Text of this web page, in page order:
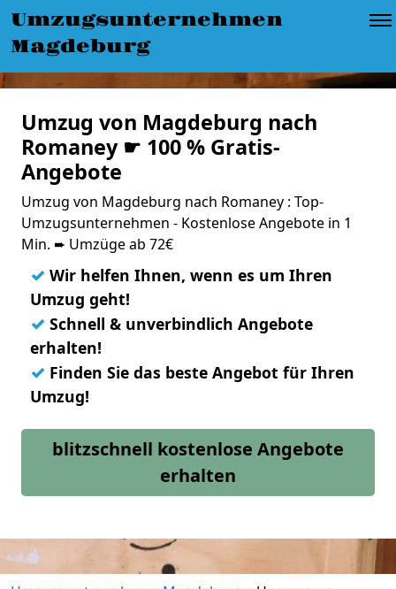
Umzugsunternehmen
Magdeburg
Umzug von Magdeburg nach
Romaney ☛ 100 % Gratis-
Angebote
Umzug von Magdeburg nach Romaney : Top-
Umzugsunternehmen - Kostenlose Angebote in 1
Min. ➨ Umzüge ab 72€
✓ Wir helfen Ihnen, wenn es um Ihren
Umzug geht!
✓ Schnell & unverbindlich Angebote
erhalten!
✓ Finden Sie das beste Angebot für Ihren
Umzug!
blitzschnell kostenlose Angebote
erhalten